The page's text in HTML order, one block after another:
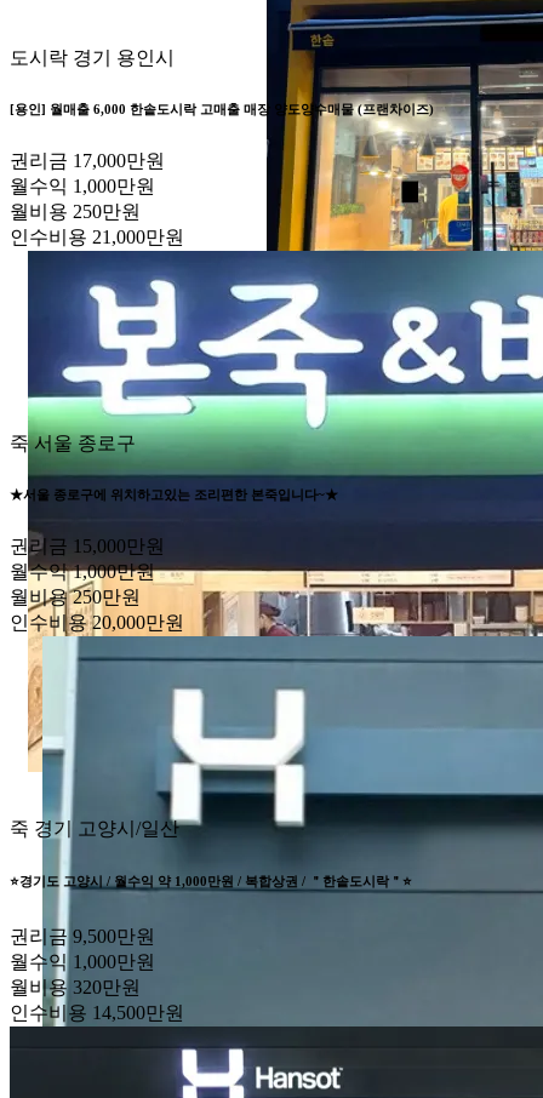
도시락 경기 용인시
[용인] 월매출 6,000 한솥도시락 고매출 매장 양도양수매물 (프랜차이즈)
권리금 17,000만원
월수익 1,000만원
월비용 250만원
인수비용 21,000만원
죽 서울 종로구
★서울 종로구에 위치하고있는 조리편한 본죽입니다~★
권리금 15,000만원
월수익 1,000만원
월비용 250만원
인수비용 20,000만원
죽 경기 고양시/일산
⭐️경기도 고양시 / 월수익 약 1,000만원 / 복합상권 / ＂한솥도시락＂⭐️
권리금 9,500만원
월수익 1,000만원
월비용 320만원
인수비용 14,500만원